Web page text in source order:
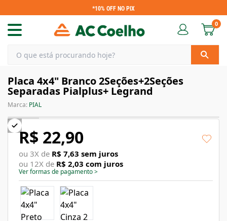
*10% OFF NO PIX
0
Placa 4x4" Branco 2Seções+2Seções
Separadas Pialplus+ Legrand
Marca: PIAL
R$ 22,90
ou 3X de R$ 7,63 sem juros
ou 12X de R$ 2,03 com juros
Ver formas de pagamento>